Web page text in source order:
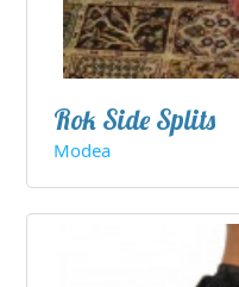
Rok Side Splits
Modea